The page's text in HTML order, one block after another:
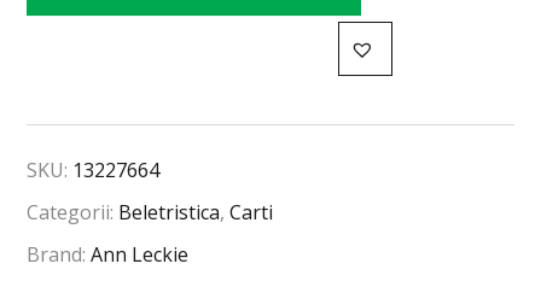
SKU: 13227664
Categorii: Beletristica,Carti
Brand:Ann Leckie